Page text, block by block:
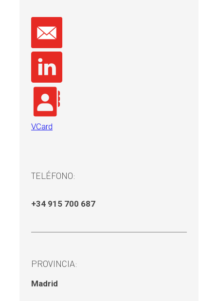
VCard
TELÉFONO:
+34 915 700 687
PROVINCIA:
Madrid